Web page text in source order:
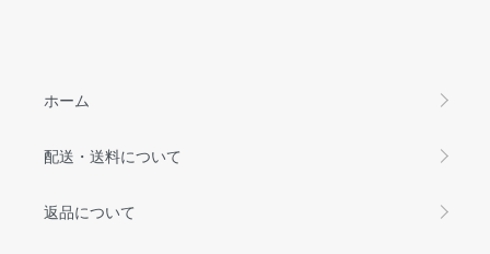
ホーム
配送・送料について
返品について